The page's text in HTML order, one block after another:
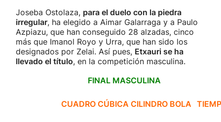
Joseba Ostolaza, para el duelo con la piedra
irregular, ha elegido a Aimar Galarraga y a Paulo
Azpiazu, que han conseguido 28 alzadas, cinco
más que Imanol Royo y Urra, que han sido los
designados por Zelai. Así pues, Etxauri se ha
llevado el título, en la competición masculina.
FINAL MASCULINA
CUADRO CÚBICA CILINDRO BOLA